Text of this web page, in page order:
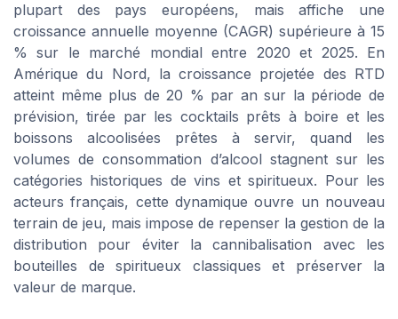
plupart des pays européens, mais affiche une
croissance annuelle moyenne (CAGR) supérieure à 15
% sur le marché mondial entre 2020 et 2025. En
Amérique du Nord, la croissance projetée des RTD
atteint même plus de 20 % par an sur la période de
prévision, tirée par les cocktails prêts à boire et les
boissons alcoolisées prêtes à servir, quand les
volumes de consommation d’alcool stagnent sur les
catégories historiques de vins et spiritueux. Pour les
acteurs français, cette dynamique ouvre un nouveau
terrain de jeu, mais impose de repenser la gestion de la
distribution pour éviter la cannibalisation avec les
bouteilles de spiritueux classiques et préserver la
valeur de marque.